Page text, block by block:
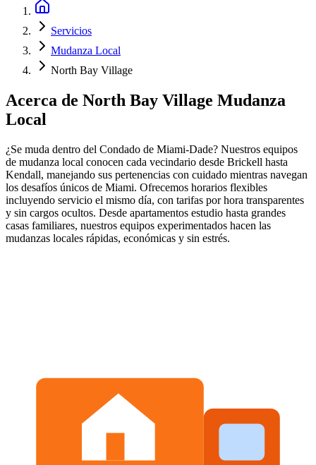
Servicios
Mudanza Local
North Bay Village
Acerca de North Bay Village Mudanza
Local
¿Se muda dentro del Condado de Miami-Dade? Nuestros equipos
de mudanza local conocen cada vecindario desde Brickell hasta
Kendall, manejando sus pertenencias con cuidado mientras navegan
los desafíos únicos de Miami. Ofrecemos horarios flexibles
incluyendo servicio el mismo día, con tarifas por hora transparentes
y sin cargos ocultos. Desde apartamentos estudio hasta grandes
casas familiares, nuestros equipos experimentados hacen las
mudanzas locales rápidas, económicas y sin estrés.